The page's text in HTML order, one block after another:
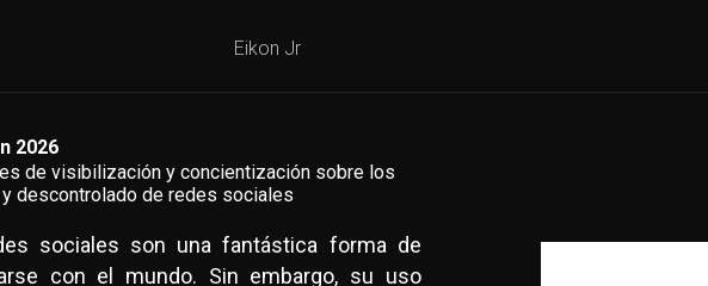
Eikon Jr
2026
de visibilización y concientización sobre los
descontrolado de redes sociales
sociales son una fantástica forma de
con el mundo. Sin embargo, su uso